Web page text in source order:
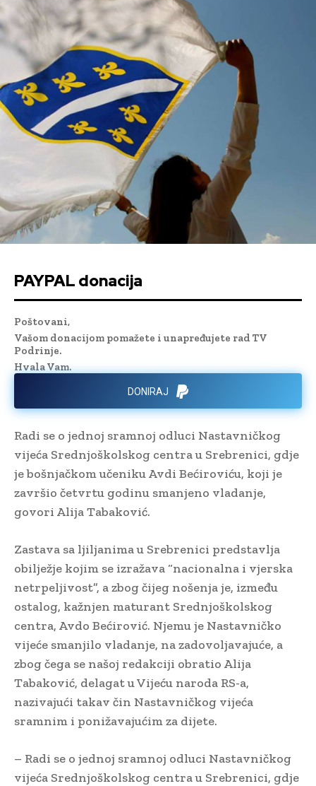
PAYPAL donacija
Poštovani,
Vašom donacijom pomažete i unapređujete rad TV
Podrinje.
Hvala Vam.
DONIRAJ
Radi se o jednoj sramnoj odluci Nastavničkog
vijeća Srednjoškolskog centra u Srebrenici, gdje
je bošnjačkom učeniku Avdi Bećiroviću, koji je
završio četvrtu godinu smanjeno vladanje,
govori Alija Tabaković.
Zastava sa ljiljanima u Srebrenici predstavlja
obilježje kojim se izražava “nacionalna i vjerska
netrpeljivost”, a zbog čijeg nošenja je, između
ostalog, kažnjen maturant Srednjoškolskog
centra, Avdo Bećirović. Njemu je Nastavničko
vijeće smanjilo vladanje, na zadovoljavajuće, a
zbog čega se našoj redakciji obratio Alija
Tabaković, delagat u Vijeću naroda RS-a,
nazivajući takav čin Nastavničkog vijeća
sramnim i ponižavajućim za dijete.
– Radi se o jednoj sramnoj odluci Nastavničkog
vijeća Srednjoškolskog centra u Srebrenici, gdje